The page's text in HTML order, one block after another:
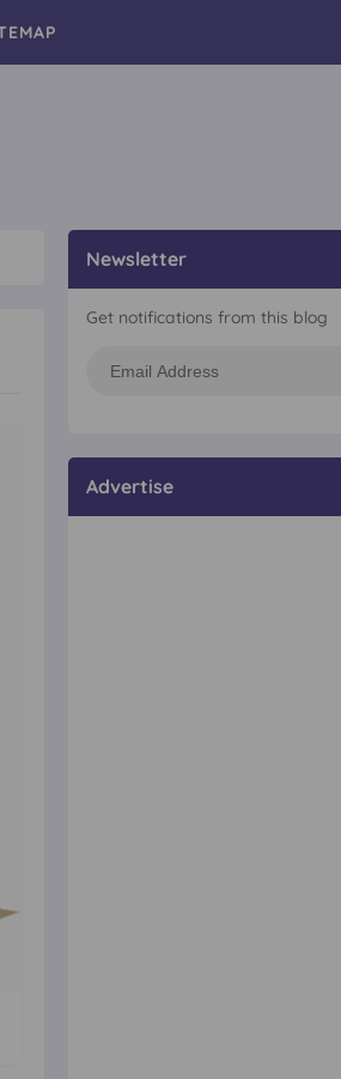
Newsletter
Get notifications from this blog
Advertise